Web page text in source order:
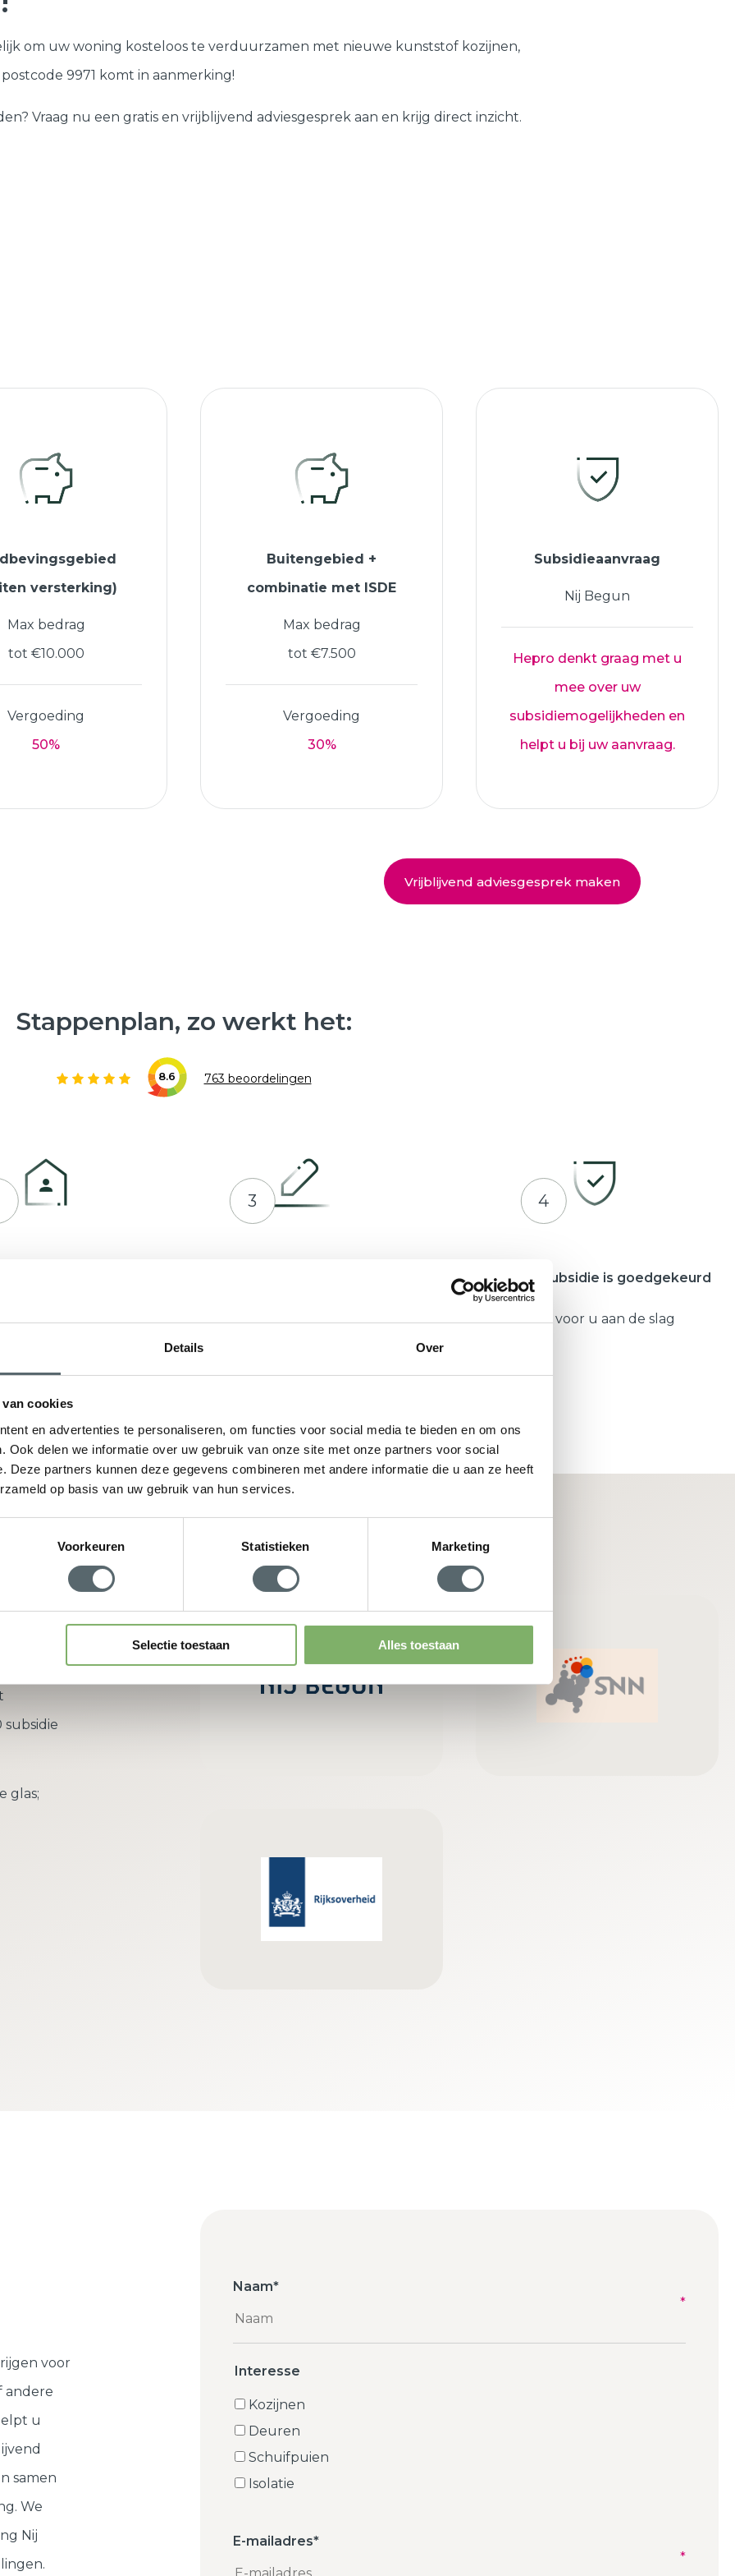
Details Over
cookies
en advertenties te personaliseren, om functies voor social media te bieden en om ons
Ook delen we informatie over uw gebruik van onze site met onze partners voor social
Deze partners kunnen deze gegevens combineren met andere informatie die u aan ze heeft
op basis van uw gebruik van hun services.
Voorkeuren Statistieken Marketing
Selectie toestaan Alles toestaan
om uw woning kosteloos te verduurzamen met nieuwe kunststof kozijnen,
9971 komt in aanmerking!
Vraag nu een gratis en vrijblijvend adviesgesprek aan en krijg direct inzicht.
versterking)
Max bedrag
tot €10.000
Vergoeding
50%
Buitengebied +
combinatie met ISDE
Max bedrag
tot €7.500
Vergoeding
30%
Subsidieaanvraag
Nij Begun
Hepro denkt graag met u
mee over uw
subsidiemogelijkheden en
helpt u bij uw aanvraag.
Vrijblijvend adviesgesprek maken
Stappenplan, zo werkt het:
8.6 763 beoordelingen
offerte op maat
3 4
Zodra uw subsidie is goedgekeurd
Gaat Hepro voor u aan de slag
richt zich
glas;
voor
andere
u
samen
We
Nij
Naam*
Interesse
Kozijnen
Deuren
Schuifpuien
Isolatie
E-mailadres*
Samenstellen Samenstellen